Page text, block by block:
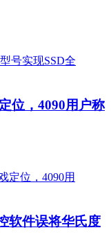
位，4090用户称
软件误将华氏度